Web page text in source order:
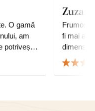
O gamă
am
potrivește
în doi
Frumos
fi mai aurii. M-am
de